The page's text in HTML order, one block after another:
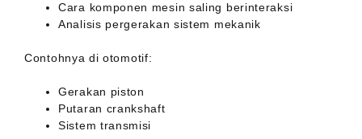
Cara komponen mesin saling berinteraksi
Analisis pergerakan sistem mekanik
Contohnya di otomotif:
Gerakan piston
Putaran crankshaft
Sistem transmisi